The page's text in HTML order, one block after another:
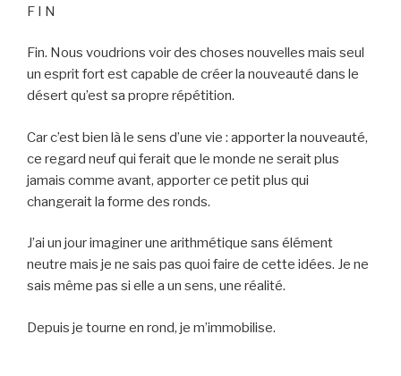
F I N
Fin. Nous voudrions voir des choses nouvelles mais seul
un esprit fort est capable de créer la nouveauté dans le
désert qu’est sa propre répétition.
Car c’est bien là le sens d’une vie : apporter la nouveauté,
ce regard neuf qui ferait que le monde ne serait plus
jamais comme avant, apporter ce petit plus qui
changerait la forme des ronds.
J’ai un jour imaginer une arithmétique sans élément
neutre mais je ne sais pas quoi faire de cette idées. Je ne
sais même pas si elle a un sens, une réalité.
Depuis je tourne en rond, je m’immobilise.